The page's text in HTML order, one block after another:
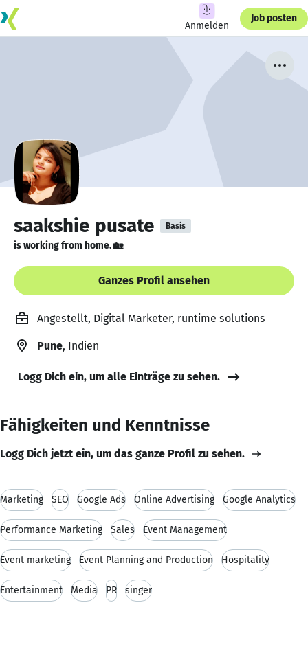
Anmelden
Job posten
saakshie pusate Basis
is working from home. 🏡
Ganzes Profil ansehen
Angestellt, Digital Marketer, runtime solutions
Pune, Indien
Logg Dich ein, um alle Einträge zu sehen.
Fähigkeiten und Kenntnisse
Logg Dich jetzt ein, um das ganze Profil zu sehen.
Marketing SEO Google Ads Online Advertising Google Analytics
Performance Marketing Sales Event Management
Event marketing Event Planning and Production Hospitality
Entertainment Media PR singer